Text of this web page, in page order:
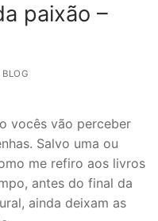
paixão –
BLOG
vocês vão perceber
Salvo uma ou
me refiro aos livros
antes do final da
ainda deixam as